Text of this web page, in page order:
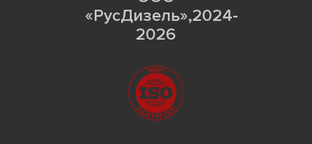
«РусДизель»,2024-
2026